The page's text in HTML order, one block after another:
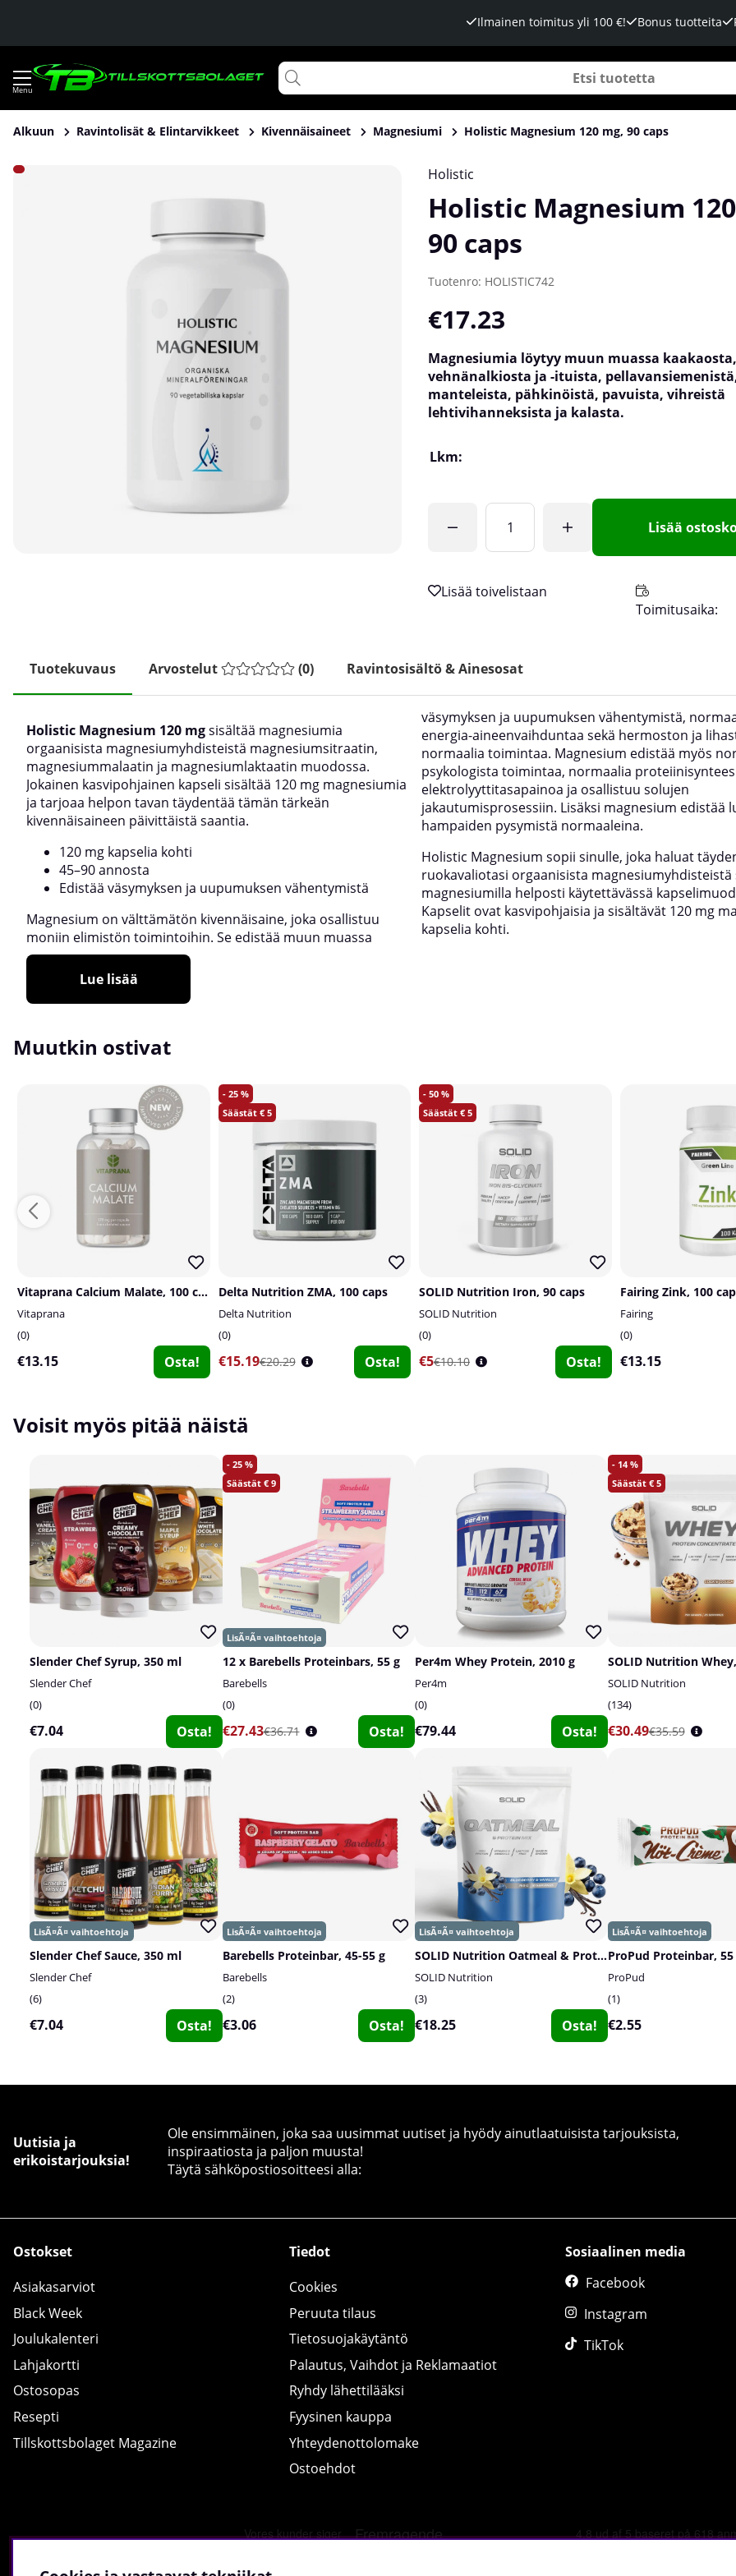
Ilmainen toimitus yli 100 €! Bonus tuotteita
Alkuun Ravintolisät & Elintarvikkeet Kivennäisaineet Magnesiumi Holistic Magnesium 120 mg, 90 caps
Tuotekuvat Holistic Magnesium 120 mg, 90 caps Holistic
Holistic Magnesium
90 caps
Tuotenro: HOLISTIC742
€17.23
Magnesiumia löytyy muun muassa kaakaosta,
vehnänalkiosta ja -ituista,
manteleista, pähkinöistä, pavuista, vihreistä
lehtivihanneksista ja kalasta.
Lkm:
Lisää
Toimitusaika:
Tuotekuvaus Arvostelut (0) Ravintosisältö & Ainesosat
Holistic Magnesium 120 mgsisältää magnesiumia
orgaanisista magnesiumyhdisteistä magnesiumsitraatin,
magnesiummalaatin ja magnesiumlaktaatin muodossa.
Jokainen kasvipohjainen kapseli sisältää 120 mg magnesiumia
ja tarjoaa helpon tavan täydentää tämän tärkeän
kivennäisaineen päivittäistä saantia.
120 mg kapselia kohti
45–90 annosta
Edistää väsymyksen ja uupumuksen vähentymistä
Magnesium on välttämätön kivennäisaine, joka osallistuu
moniin elimistön toimintoihin. Se edistää muun muassa
väsymyksen ja uupumuksen vähentymistä,
energia-aineenvaihduntaa sekä hermoston ja
normaalia toimintaa. Magnesium edistää myös
psykologista toimintaa, normaalia
elektrolyyttitasapainoa ja osallistuu solujen
jakautumisprosessiin. Lisäksi magnesium edistää
hampaiden pysymistä normaaleina.
Holistic Magnesium sopii sinulle, joka haluat
ruokavaliotasi orgaanisista magnesiumyhdisteistä
magnesiumilla helposti käytettävässä
Kapselit ovat kasvipohjaisia ja sisältävät 120 mg
kapselia kohti.
Lue lisää
Muutkin ostivat
Vitaprana Calcium Malate, 100 caps
Vitaprana
0
€13.15 Osta!
25
5
Delta Nutrition ZMA, 100 caps
Delta Nutrition
0
€15.19€20.29 Osta!
50
5
SOLID Nutrition Iron, 90 caps
SOLID Nutrition
0
€5€10.10 Osta!
Fairing Zink, 100
Fairing
0
€13.15
Voisit myös pitää näistä
Slender Chef Syrup, 350 ml
Slender Chef
0
€7.04 Osta!
25
9
12 x Barebells Proteinbars, 55 g
Barebells
0
€27.43€36.71 Osta!
Per4m Whey Protein, 2010 g
Per4m
0
€79.44 Osta!
14
5
SOLID Nutrition
SOLID Nutrition
134
€30.49€35.59
Slender Chef Sauce, 350 ml
Slender Chef
6
€7.04 Osta!
Barebells Proteinbar, 45-55 g
Barebells
2
€3.06 Osta!
SOLID Nutrition Oatmeal & Protein Mix, 750 g
SOLID Nutrition
3
€18.25 Osta!
ProPud Proteinbar, 55
ProPud
1
€2.55
Uutisia ja
erikoistarjouksia!
Ole ensimmäinen, joka saa uusimmat uutiset ja hyödy ainutlaatuisista tarjouksista,
inspiraatiosta ja paljon muusta!
Täytä sähköpostiosoitteesi alla:
Ostokset
Asiakasarviot
Black Week
Joulukalenteri
Lahjakortti
Ostosopas
Resepti
Tillskottsbolaget Magazine
Tiedot
Cookies
Peruuta tilaus
Tietosuojakäytäntö
Palautus, Vaihdot ja Reklamaatiot
Ryhdy lähettilääksi
Fyysinen kauppa
Yhteydenottolomake
Ostoehdot
Sosiaalinen media
Facebook
Instagram
TikTok